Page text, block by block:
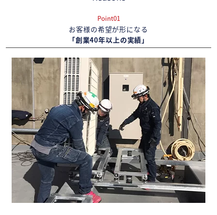
Point01
お客様の希望が形になる
「創業40年以上の実績」